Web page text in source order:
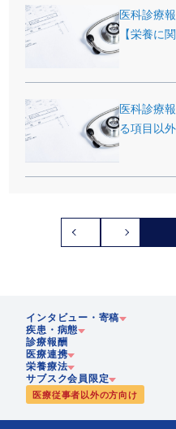
医科診療
【栄養に
医科診療
る項目以
インタビュー・寄稿
歴史
疾患・病態
診療報酬
医療連携
在宅医療
多職種
栄養療法
サブスク会員限定
医療従事者以外の方向け